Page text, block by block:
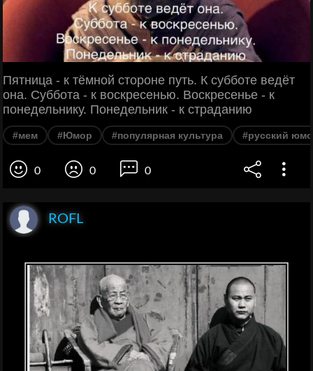
Пятница - к тёмной стороне путь. К субботе ведёт
она. Суббота - к воскресенью. Воскресенье - к
понедельнику. Понедельник - к страданию
#мем #Юмор #популярная культура #русский
0 0 0
ROFL